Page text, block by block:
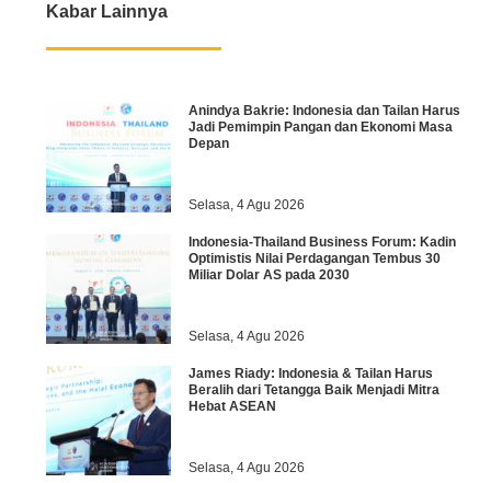
Kabar Lainnya
Anindya Bakrie: Indonesia dan Tailan Harus
Jadi Pemimpin Pangan dan Ekonomi Masa
Depan
Selasa, 4 Agu 2026
Indonesia-Thailand Business Forum: Kadin
Optimistis Nilai Perdagangan Tembus 30
Miliar Dolar AS pada 2030
Selasa, 4 Agu 2026
James Riady: Indonesia & Tailan Harus
Beralih dari Tetangga Baik Menjadi Mitra
Hebat ASEAN
Selasa, 4 Agu 2026